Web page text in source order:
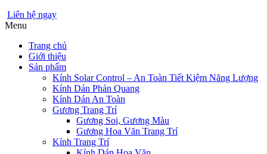
Liên hệ ngay
Menu
Trang chủ
Giới thiệu
Sản phẩm
Kính Solar Control – An Toàn Tiết Kiệm Năng Lượng
Kính Dán Phản Quang
Kính Dán An Toàn
Gương Trang Trí
Gương Soi, Gương Màu
Gương Hoa Văn Trang Trí
Kính Trang Trí